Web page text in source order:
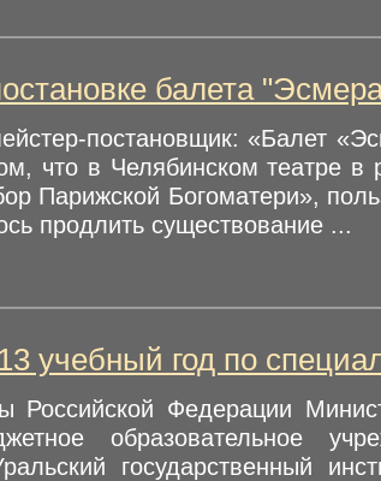
балета
постановщик: «Балет
что в Челябинском театре
Парижской Богоматери»,
продлить существование ...
учебный год по
Российской Федерации
образовательное
государственный